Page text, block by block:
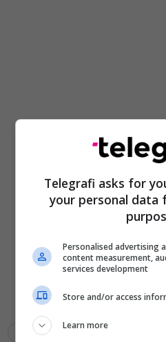
Greqi Depozita
Telegrafi asks for
your personal data
Personalised advertising
content measurement,
services development
Store and/or access
Learn more